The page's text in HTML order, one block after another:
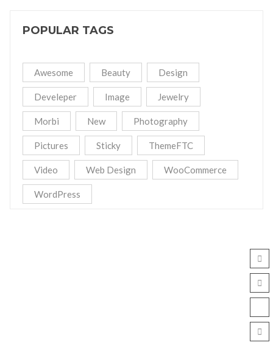
POPULAR TAGS
Awesome Beauty Design
Develeper Image Jewelry
Morbi New Photography
Pictures Sticky ThemeFTC
Video Web Design WooCommerce
WordPress